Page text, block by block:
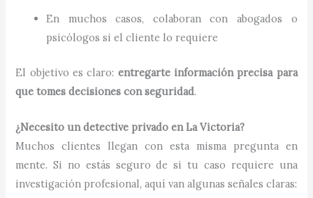
En muchos casos, colaboran con abogados o
psicólogos si el cliente lo requiere
El objetivo es claro: entregarte información precisa para
que tomes decisiones con seguridad.
¿Necesito un detective privado en La Victoria?
Muchos clientes llegan con esta misma pregunta en
mente. Si no estás seguro de si tu caso requiere una
investigación profesional, aquí van algunas señales claras: